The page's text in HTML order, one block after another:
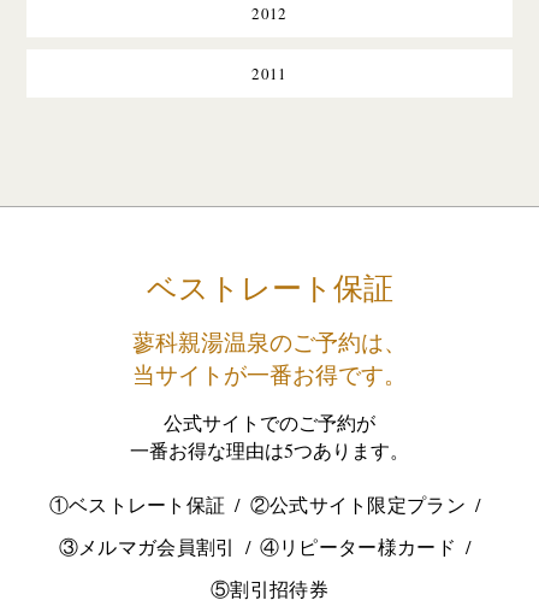
2012
2011
ベストレート保証
蓼科親湯温泉のご予約は、
当サイトが一番お得です。
公式サイトでのご予約が
一番お得な理由は5つあります。
①ベストレート保証
②公式サイト限定プラン
③メルマガ会員割引
④リピーター様カード
⑤割引招待券